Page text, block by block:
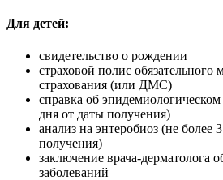
Для детей:
свидетельство о рождении
страховой полис обязательного
страхования (или ДМС)
справка об
дня от даты получения)
анализ на энтеробиоз (не более
получения)
заключение врача-дерматолога
заболеваний